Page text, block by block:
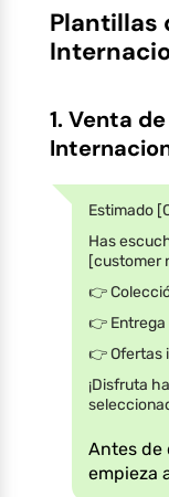
Plantillas
1. Venta
Estimado
Has
[customer
👉
👉 Entrega
👉 Ofertas
¡Disfruta
Antes de
empieza